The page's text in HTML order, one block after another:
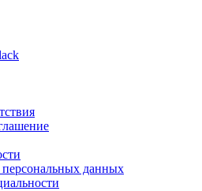
данных